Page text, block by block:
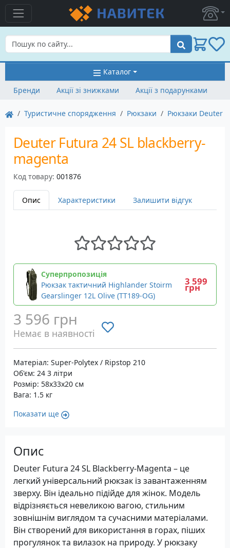
Пошук
Каталог
Бренди
Акції зі знижками Акції з подарунками
Туристичне спорядження Рюкзаки Рюкзаки Deuter
Deuter Futura 24 SL blackberry-
magenta
Код товару: 001876
Опис Характеристики Залишити відгук
Суперпропозиція
Рюкзак тактичний Highlander Stoirm
Gearslinger 12L Olive (TT189-OG)
3 599
грн
3 596 грн
Немає в наявності
Матеріал: Super-Polytex / Ripstop 210
Об'єм: 24 3 літри
Розмір: 58х33х20 см
Вага: 1.5 кг
Показати ще
Опис
Deuter Futura 24 SL Blackberry-Magenta – це
легкий універсальний рюкзак із завантаженням
зверху. Він ідеально підійде для жінок. Модель
відрізняється невеликою вагою, стильним
зовнішнім виглядом та сучасними матеріалами.
Він створений для використання в горах, піших
прогулянок та вилазок на природу. У рюкзаку